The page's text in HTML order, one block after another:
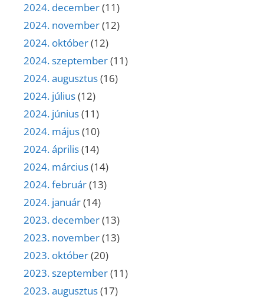
2024. december(11)
2024. november(12)
2024. október(12)
2024. szeptember(11)
2024. augusztus(16)
2024. július(12)
2024. június(11)
2024. május(10)
2024. április(14)
2024. március(14)
2024. február(13)
2024. január(14)
2023. december(13)
2023. november(13)
2023. október(20)
2023. szeptember(11)
2023. augusztus(17)